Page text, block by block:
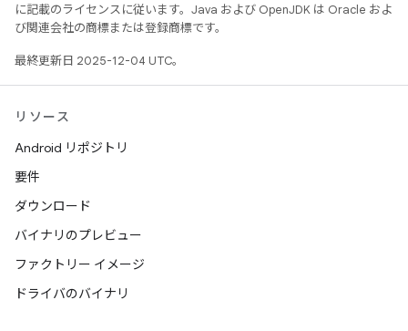
に記載のライセンスに従います。Java および OpenJDK は Oracle およ
び関連会社の商標または登録商標です。
最終更新日 2025-12-04 UTC。
リソース
Android リポジトリ
要件
ダウンロード
バイナリのプレビュー
ファクトリー イメージ
ドライバのバイナリ